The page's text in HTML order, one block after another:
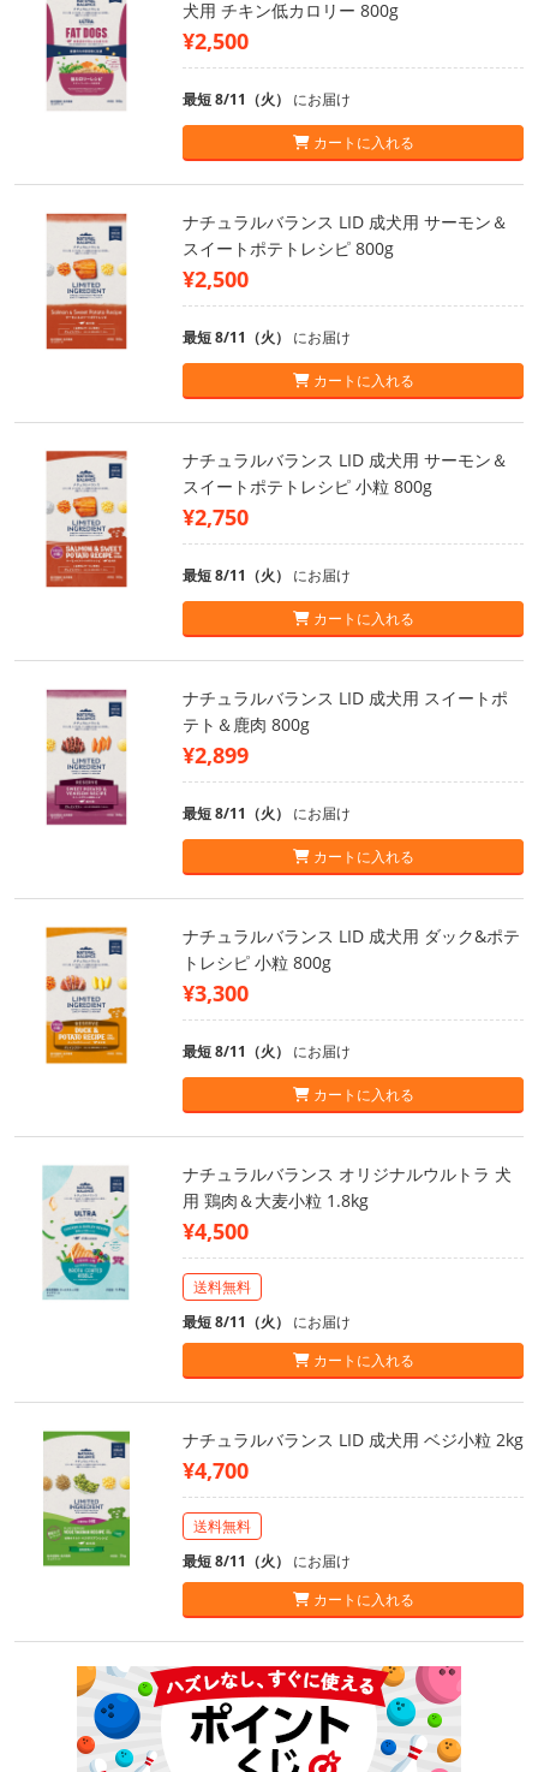
犬用 チキン低カロリー 800g
¥2,500
最短 8/11（火） にお届け
カートに入れる
ナチュラルバランス LID 成犬用 サーモン＆
スイートポテトレシピ 800g
¥2,500
最短 8/11（火） にお届け
カートに入れる
ナチュラルバランス LID 成犬用 サーモン＆
スイートポテトレシピ 小粒 800g
¥2,750
最短 8/11（火） にお届け
カートに入れる
ナチュラルバランス LID 成犬用 スイートポ
テト＆鹿肉 800g
¥2,899
最短 8/11（火） にお届け
カートに入れる
ナチュラルバランス LID 成犬用 ダック&ポテ
トレシピ 小粒 800g
¥3,300
最短 8/11（火） にお届け
カートに入れる
ナチュラルバランス オリジナルウルトラ 犬
用 鶏肉＆大麦小粒 1.8kg
¥4,500
送料無料
最短 8/11（火） にお届け
カートに入れる
ナチュラルバランス LID 成犬用 ベジ小粒 2kg
¥4,700
送料無料
最短 8/11（火） にお届け
カートに入れる